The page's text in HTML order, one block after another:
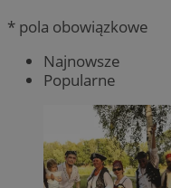
* pola obowiązkowe
Najnowsze
Popularne